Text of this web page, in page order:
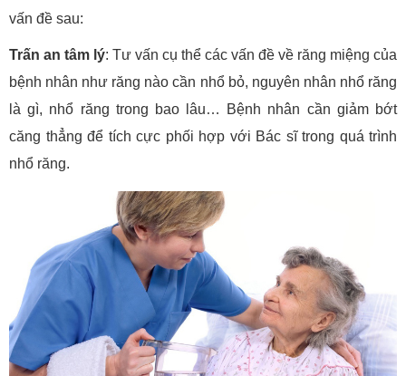
vấn đề sau:
Trấn an tâm lý: Tư vấn cụ thể các vấn đề về răng miệng của
bệnh nhân như răng nào cần nhổ bỏ, nguyên nhân nhổ răng
là gì, nhổ răng trong bao lâu… Bệnh nhân cần giảm bớt
căng thẳng để tích cực phối hợp với Bác sĩ trong quá trình
nhổ răng.